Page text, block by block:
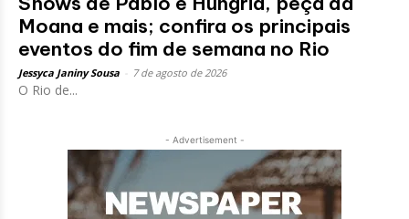
Moana e mais; confira os principais
eventos do fim de semana no Rio
Jessyca Janiny Sousa 7 de agosto de 2026
O Rio de...
- Advertisement -